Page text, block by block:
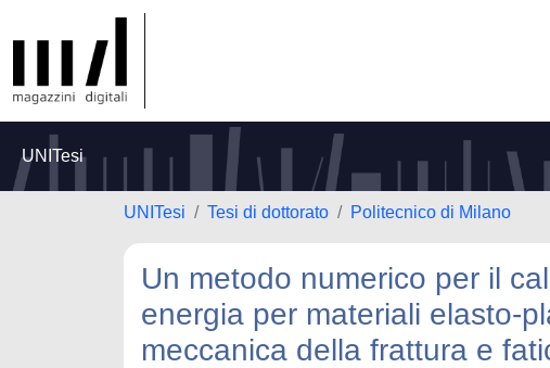
UNITesi
UNITesi Tesi di dottorato Politecnico di Milano
Un metodo numerico per il
energia per materiali elasto-
meccanica della frattura e